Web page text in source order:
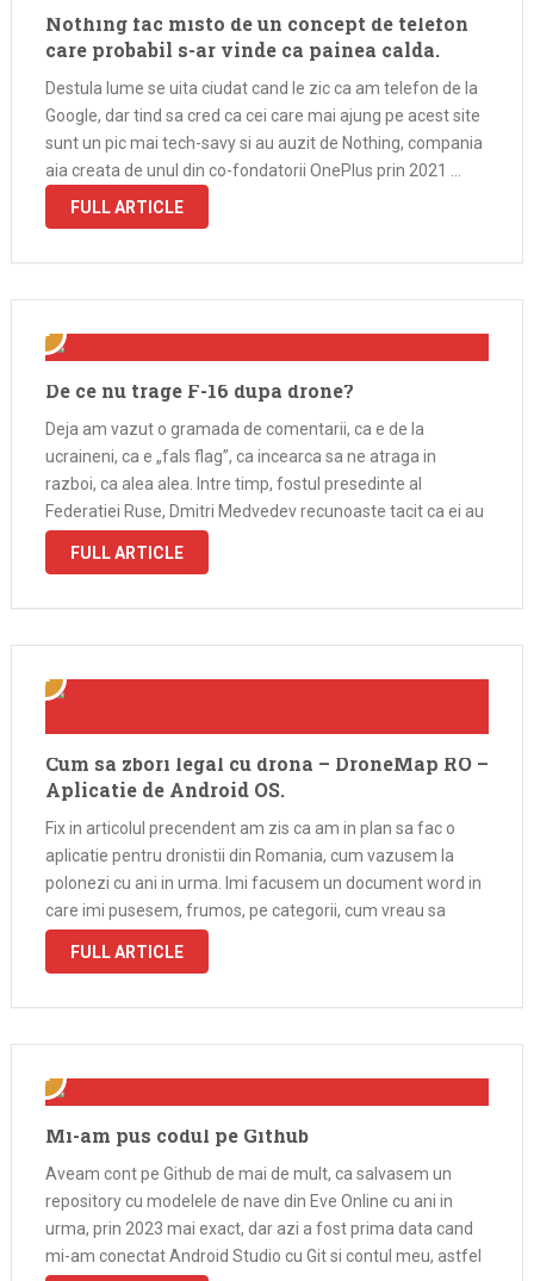
Nothing fac misto de un concept de telefon
care probabil s-ar vinde ca painea calda.
Destula lume se uita ciudat cand le zic ca am telefon de la
Google, dar tind sa cred ca cei care mai ajung pe acest site
sunt un pic mai tech-savy si au auzit de Nothing, compania
aia creata de unul din co-fondatorii OnePlus prin 2021 …
FULL ARTICLE
De ce nu trage F-16 dupa drone?
Deja am vazut o gramada de comentarii, ca e de la
ucraineni, ca e „fals flag”, ca incearca sa ne atraga in
razboi, ca alea alea. Intre timp, fostul presedinte al
Federatiei Ruse, Dmitri Medvedev recunoaste tacit ca ei au
fost, si scrie chestia asta pe …
FULL ARTICLE
Cum sa zbori legal cu drona – DroneMap RO –
Aplicatie de Android OS.
Fix in articolul precendent am zis ca am in plan sa fac o
aplicatie pentru dronistii din Romania, cum vazusem la
polonezi cu ani in urma. Imi facusem un document word in
care imi pusesem, frumos, pe categorii, cum vreau sa
arate, ce vreau sa faca, …
FULL ARTICLE
Mi-am pus codul pe Github
Aveam cont pe Github de mai de mult, ca salvasem un
repository cu modelele de nave din Eve Online cu ani in
urma, prin 2023 mai exact, dar azi a fost prima data cand
mi-am conectat Android Studio cu Git si contul meu, astfel